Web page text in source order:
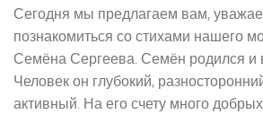
Сегодня мы предлагаем вам,
познакомиться со стихами нашего
Семёна Сергеева. Семён родился и
Человек он глубокий,
активный. На его счету много